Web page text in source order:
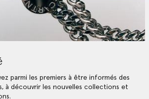
parmi les premiers à être informés des
à découvrir les nouvelles collections et